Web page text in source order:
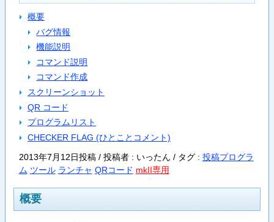
概要
バグ情報
機能説明
コマンド説明
コマンド作成
スクリーンショット
QR コード
プログラムリスト
CHECKER FLAG (ひとことコメント)
2013年7月12日投稿 / 投稿者 : いったん / タグ : 投稿プログラ
ム ツール ランチャ QRコード mkII専用
概要